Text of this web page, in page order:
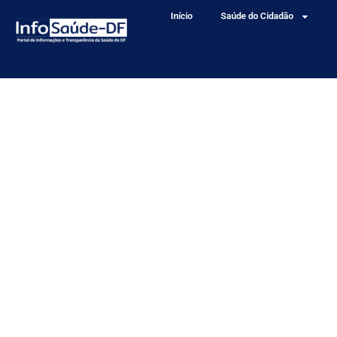
Início Saúde do Cidadão